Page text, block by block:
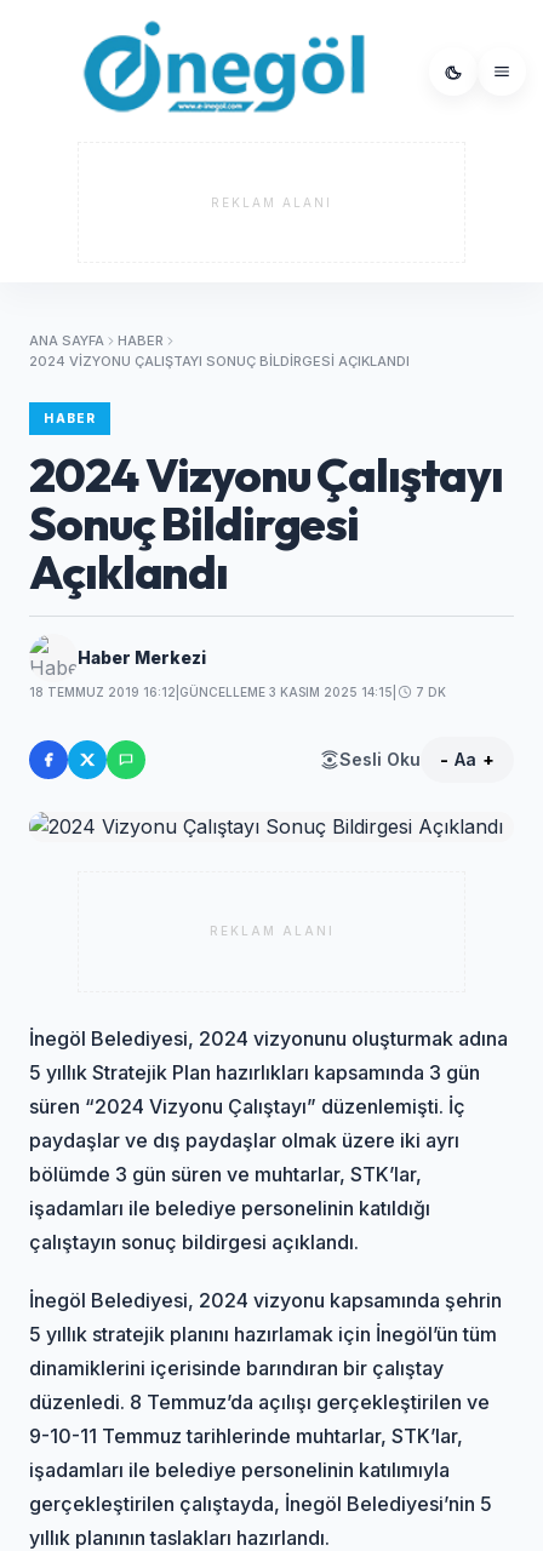
REKLAM ALANI
ANA SAYFA
HABER
2024 VIZYONU ÇALIŞTAYI SONUÇ BILDIRGESI AÇIKLANDI
HABER
2024 Vizyonu Çalıştayı
Sonuç Bildirgesi
Açıklandı
Haber Merkezi
18 TEMMUZ 2019 16:12 GÜNCELLEME 3 KASIM 2025 14:15 7 DK
Sesli Oku - Aa +
REKLAM ALANI
İnegöl Belediyesi, 2024 vizyonunu oluşturmak adına
5 yıllık Stratejik Plan hazırlıkları kapsamında 3 gün
süren “2024 Vizyonu Çalıştayı” düzenlemişti. İç
paydaşlar ve dış paydaşlar olmak üzere iki ayrı
bölümde 3 gün süren ve muhtarlar, STK’lar,
işadamları ile belediye personelinin katıldığı
çalıştayın sonuç bildirgesi açıklandı.
İnegöl Belediyesi, 2024 vizyonu kapsamında şehrin
5 yıllık stratejik planını hazırlamak için İnegöl’ün tüm
dinamiklerini içerisinde barındıran bir çalıştay
düzenledi. 8 Temmuz’da açılışı gerçekleştirilen ve
9-10-11 Temmuz tarihlerinde muhtarlar, STK’lar,
işadamları ile belediye personelinin katılımıyla
gerçekleştirilen çalıştayda, İnegöl Belediyesi’nin 5
yıllık planının taslakları hazırlandı.